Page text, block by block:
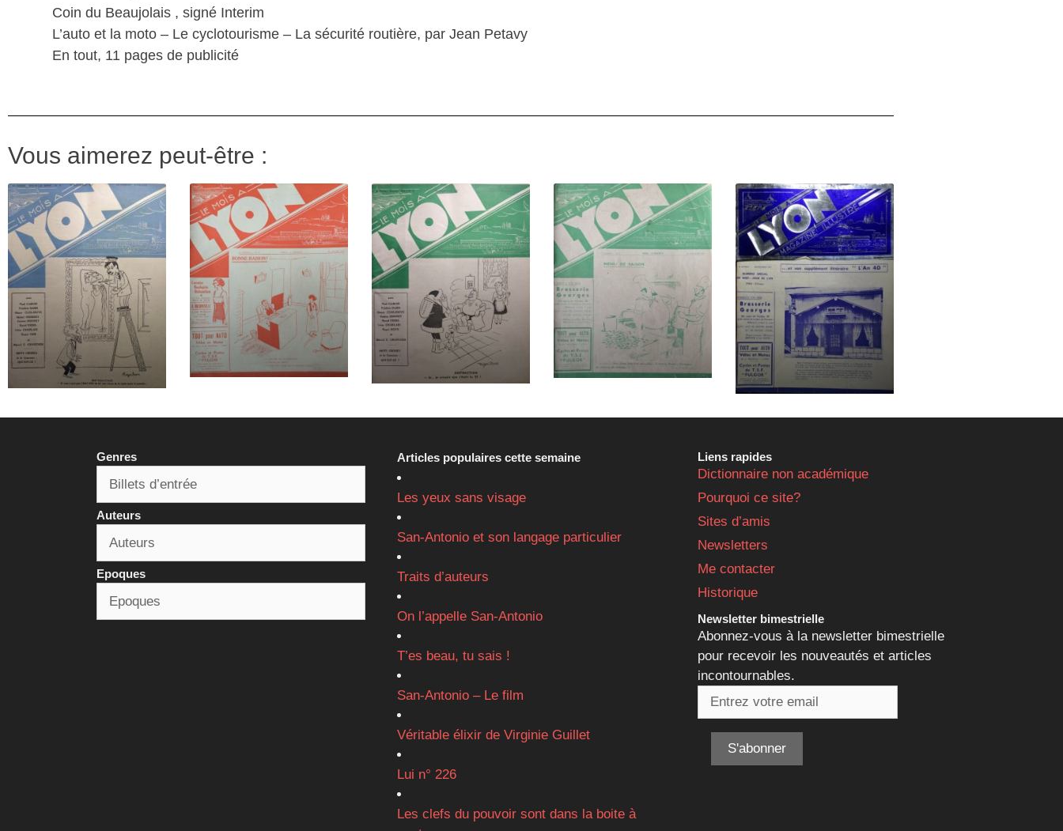
Coin du Beaujolais , signé Interim
L’auto et la moto – Le cyclotourisme – La sécurité routière, par Jean Petavy
En tout, 11 pages de publicité
Vous aimerez peut-être :
Genres
Auteurs
Epoques
Articles populaires cette semaine
Les yeux sans visage
San-Antonio et son langage particulier
Traits d’auteurs
On l’appelle San-Antonio
T’es beau, tu sais !
San-Antonio – Le film
Véritable élixir de Virginie Guillet
Lui n° 226
Les clefs du pouvoir sont dans la boite à
Liens rapides
Dictionnaire non académique
Pourquoi ce site?
Sites d’amis
Newsletters
Me contacter
Historique
Newsletter bimestrielle
Abonnez-vous à la newsletter bimestrielle
pour recevoir les nouveautés et articles
incontournables.